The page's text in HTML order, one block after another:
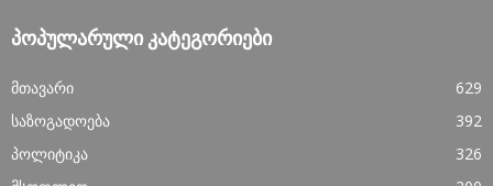
ᲞᲝᲞᲣᲚᲐᲠᲣᲚᲘ ᲙᲐᲢᲔᲒᲝᲠᲘᲔᲑᲘ
მთავარი
629
საზოგადოება
392
პოლიტიკა
326